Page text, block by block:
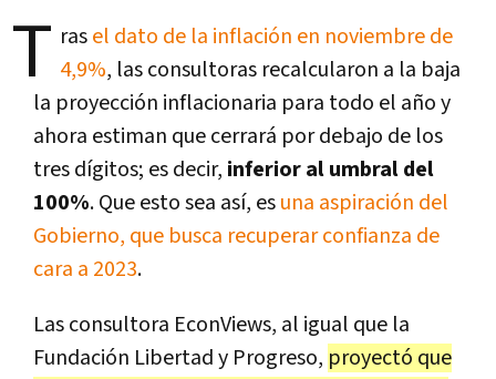
T rasel dato de la inflación en noviembre de
4,9%, las consultoras recalcularon a la baja
la proyección inflacionaria para todo el año y
ahora estiman que cerrará por debajo de los
tres dígitos; es decir, inferior al umbral del
100%. Que esto sea así, esuna aspiración del
Gobierno, que busca recuperar confianza de
cara a 2023.
Las consultora EconViews, al igual que la
Fundación Libertad y Progreso, proyectó que